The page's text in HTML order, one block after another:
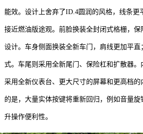
能效。设计上舍弃了ID.4圆润的风格，线条更
接近燃油版途观。前脸换装全封闭式格栅，
设计。车身侧面换装全新车门，肩线更加平
式。车尾则采用全新尾门、保险杠和扩散器
采用全新仪表台、更大尺寸的屏幕和更高档
的是，大量实体按键将重新回归，例如音量
升操作便利性。